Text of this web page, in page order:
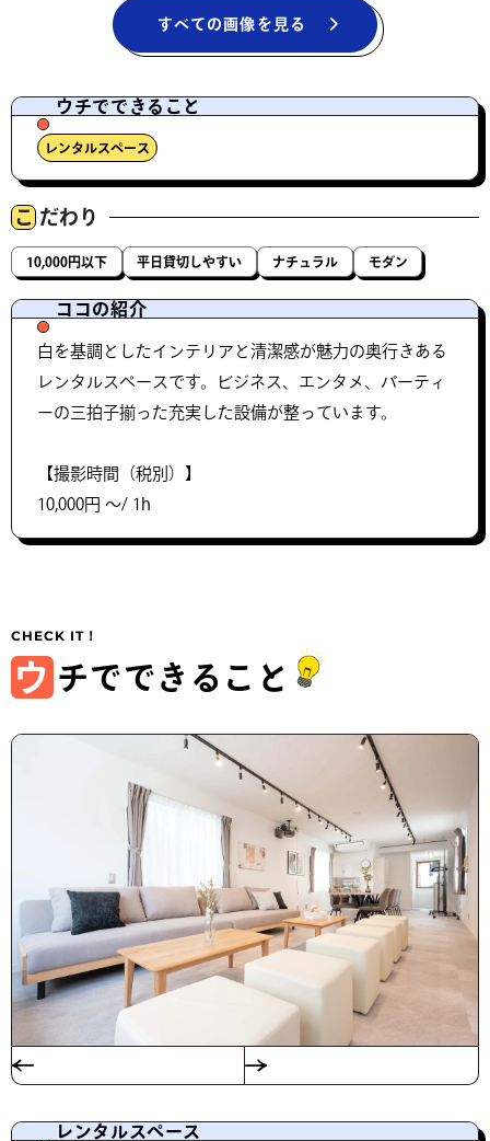
すべての画像を見る
ウチでできること
レンタルスペース
こ だわり
10,000円以下 平日貸切しやすい ナチュラル モダン
ココの紹介
白を基調としたインテリアと清潔感が魅力の奥行きある
レンタルスペースです。ビジネス、エンタメ、パーティ
ーの三拍子揃った充実した設備が整っています。
【撮影時間（税別）】
10,000円 〜/ 1h
ウ チでできること
レンタルスペース